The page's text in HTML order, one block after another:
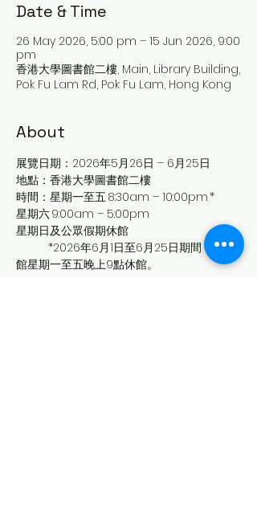
Date & Time
26 May 2026, 5:00 pm – 15 Jun 2026, 9:00
pm
香港大學圖書館二樓, Main, Library Building,
Pok Fu Lam Rd, Pok Fu Lam, Hong Kong
About
展覽日期：2026年5月26日 – 6月25日
地點：香港大學圖書館二樓
時間：星期一至五 8:30am – 10:00pm *
星期六 9:00am – 5:00pm
星期日及公眾假期休館
館星期一至五晚上9點休館。